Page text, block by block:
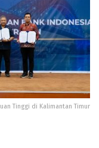
Tinggi di Kalimantan Timur